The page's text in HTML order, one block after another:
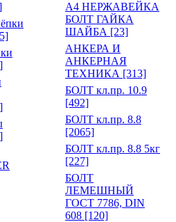
А4 НЕРЖАВЕЙКА
БОЛТ ГАЙКА
ШАЙБА [23]
АНКЕРА И
АНКЕРНАЯ
ТЕХНИКА [313]
БОЛТ кл.пр. 10.9
[492]
БОЛТ кл.пр. 8.8
[2065]
БОЛТ кл.пр. 8.8 5кг
[227]
БОЛТ
ЛЕМЕШНЫЙ
ГОСТ 7786, DIN
608 [120]